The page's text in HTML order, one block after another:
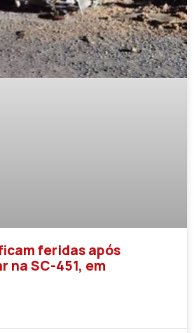
feridas após
na SC-451, em